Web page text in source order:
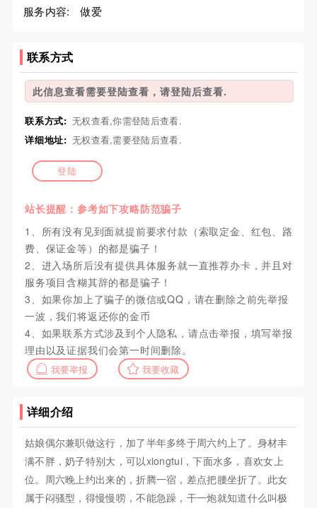
服务内容:
做爱
联系方式
此信息查看需要登陆查看，请登陆后查看.
联系方式: 无权查看,你需登陆后查看.
详细地址: 无权查看,需要登陆后查看.
登陆
站长提醒：参考如下攻略防范骗子
1、所有没有见到面就提前要求付款（索取定金、红包、路
费、保证金等）的都是骗子！
2、进入场所后没有提供具体服务就一直推荐办卡，并且对
服务项目含糊其辞的都是骗子！
3、如果你加上了骗子的微信或QQ，请在删除之前先举报
一波，我们将返还你的金币
4、如果联系方式涉及到个人隐私，请点击举报，填写举报
理由以及证据我们会第一时间删除。
我要举报 我要收藏
详细介绍
姑娘偶尔兼职做这行，加了半年多终于周六约上了。身材丰
满不胖，奶子特别大，可以xiongtui，下面水多，喜欢女上
位。周六晚上约出来的，折腾一宿，差点把腰坐折了。此女
属于闷骚型，得慢慢唠，不能急躁，干一炮就知道什么叫极